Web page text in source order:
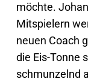
möchte.
Mitspielern
neuen Coach
die Eis-Tonne
schmunzelnd